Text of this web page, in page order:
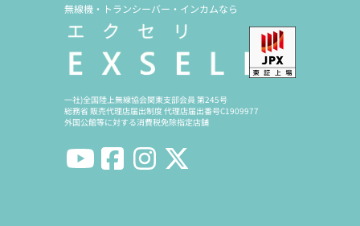
無線機・トランシーバー・インカムなら
一社)全国陸上無線協会関東支部会員 第245号
総務省 販売代理店届出制度 代理店届出番号C1909977
外国公館等に対する消費税免除指定店舗